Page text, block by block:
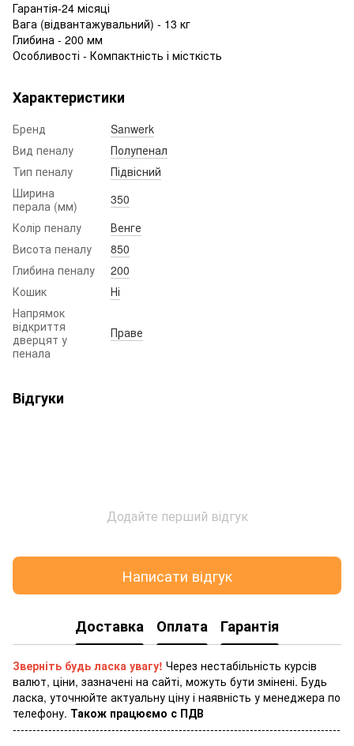
Гарантія-24 місяці
Вага (відвантажувальний) - 13 кг
Глибина - 200 мм
Особливості - Компактність і місткість
Характеристики
Бренд
Sanwerk
Вид пеналу
Полупенал
Тип пеналу
Підвісний
Ширина
перала (мм)
350
Колір пеналу
Венге
Висота пеналу
850
Глибина пеналу
200
Кошик
Ні
Напрямок
відкриття
дверцят у
пенала
Праве
Відгуки
Додайте перший відгук
Написати відгук
Доставка Оплата Гарантія
Зверніть будь ласка увагу! Через нестабільність курсів
валют, ціни, зазначені на сайті, можуть бути змінені. Будь
ласка, уточнюйте актуальну ціну і наявність у менеджера по
телефону. Також працюємо с ПДВ
-----------------------------------------------------------------------------------